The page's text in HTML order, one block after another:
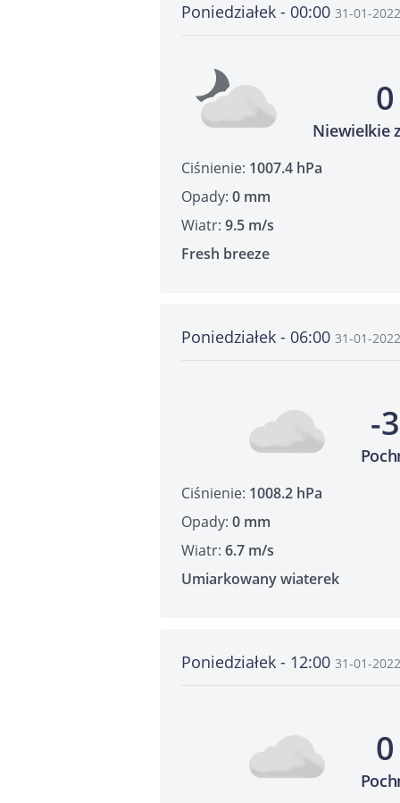
Poniedziałek - 00:00 31-01-2022
Niewielkie
Ciśnienie: 1007.4 hPa
Opady: 0 mm
Wiatr: 9.5 m/s
Fresh breeze
Poniedziałek - 06:00 31-01-2022
-
Ciśnienie: 1008.2 hPa
Opady: 0 mm
Wiatr: 6.7 m/s
Umiarkowany wiaterek
Poniedziałek - 12:00 31-01-2022